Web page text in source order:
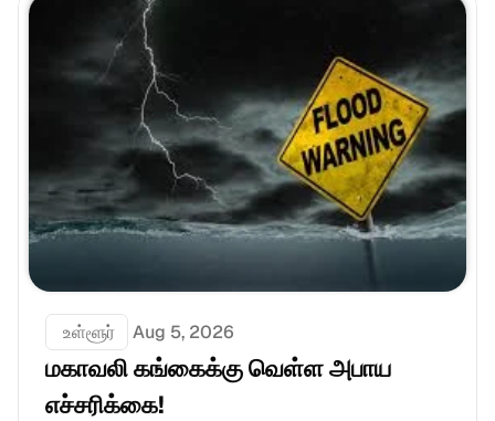
உள்ளூர் Aug 5, 2026
மகாவலி கங்கைக்கு வெள்ள அபாய
எச்சரிக்கை!